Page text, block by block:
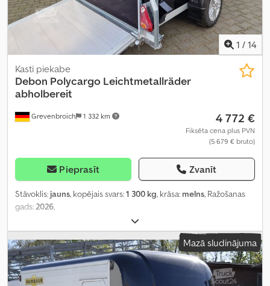
1 / 14
Grevenbroich 1 332 km
Kasti piekabe
Debon Polycargo Leichtmetallräder
abholbereit
4 772 €
Fiksēta cena plus PVN
(5 679 € bruto)
Pieprasīt Zvanīt
Stāvoklis: jauns, kopējais svars:1 300 kg, krāsa: melns, Ražošanas
gads:2026,
Mazā sludinājuma